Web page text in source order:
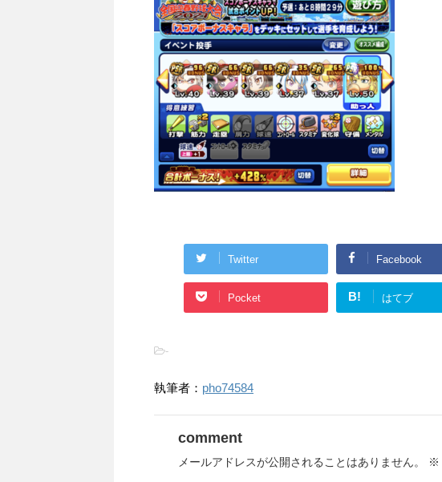
Twitter Facebook
Pocket B! はてブ
-
執筆者： pho74584
comment
メールアドレスが公開されることはありません。 ※